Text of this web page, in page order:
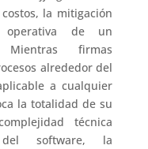
la mitigación
de un
Mientras firmas
alrededor del
a cualquier
la totalidad de su
técnica
software, la